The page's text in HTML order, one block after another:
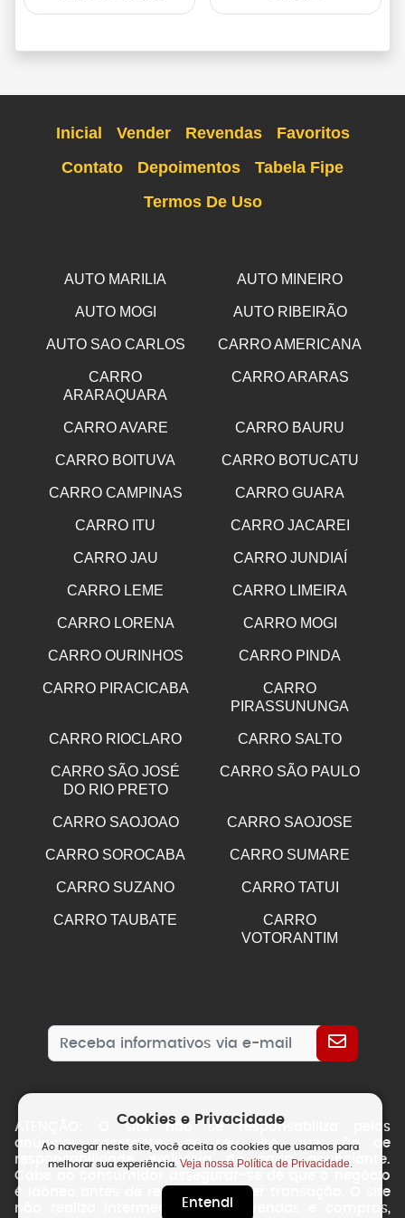
Inicial Vender Revendas
Favoritos
Contato
Depoimentos
Tabela Fipe
Termos De Uso
AUTO MARILIA AUTO MINEIRO
AUTO MOGI AUTO RIBEIRÃO
AUTO SAO CARLOS CARRO AMERICANA
CARRO
ARARAQUARA
CARRO ARARAS
CARRO AVARE CARRO BAURU
CARRO BOITUVA CARRO BOTUCATU
CARRO CAMPINAS CARRO GUARA
CARRO ITU CARRO JACAREI
CARRO JAU CARRO JUNDIAÍ
CARRO LEME CARRO LIMEIRA
CARRO LORENA CARRO MOGI
CARRO OURINHOS CARRO PINDA
CARRO PIRACICABA
CARRO
PIRASSUNUNGA
CARRO RIOCLARO CARRO SALTO
CARRO SÃO JOSÉ
DO RIO PRETO
CARRO SÃO PAULO
CARRO SAOJOAO CARRO SAOJOSE
CARRO SOROCABA CARRO SUMARE
CARRO SUZANO CARRO TATUI
CARRO TAUBATE
CARRO
VOTORANTIM
ATENÇÃO: O site não se responsabiliza pelos
anúncios constantes de seu site, que são de
responsabilidade exclusiva de cada anunciante.
Cabe ao consumidor assegurar-se de que o negócio
é idôneo antes de realizar qualquer transação. O site
não realiza intermediação das vendas e compras,
Cookies e Privacidade
Ao navegar neste site, você aceita os cookies que usamos para
melhorar sua experiência.Veja nossa Política de Privacidade.
Entendi